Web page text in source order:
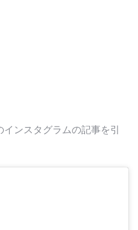
インスタグラムの記事を引